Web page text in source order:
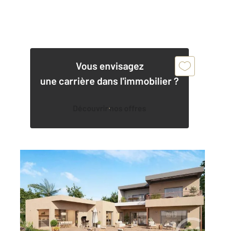
Vous envisagez
une carrière dans l'immobilier ?
Découvrir nos offres
LE LAVANDOU 83
144,20 m2, 5 pièces
Ref : 1306
Maison à vendre
1 735 000 €